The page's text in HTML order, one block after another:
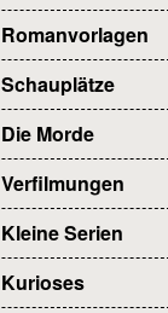
Romanvorlagen
Schauplätze
Die Morde
Verfilmungen
Kleine Serien
Kurioses